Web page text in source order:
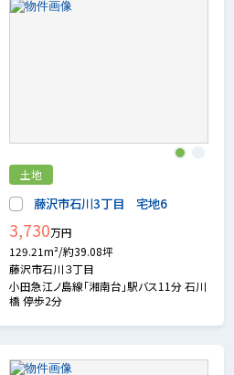
1
藤沢市石川3丁目 宅地6
土地
3,730万円
129.21m²/約39.08坪
藤沢市石川３丁目
小田急江ノ島線「湘南台」駅バス11分 石川
橋 停歩2分